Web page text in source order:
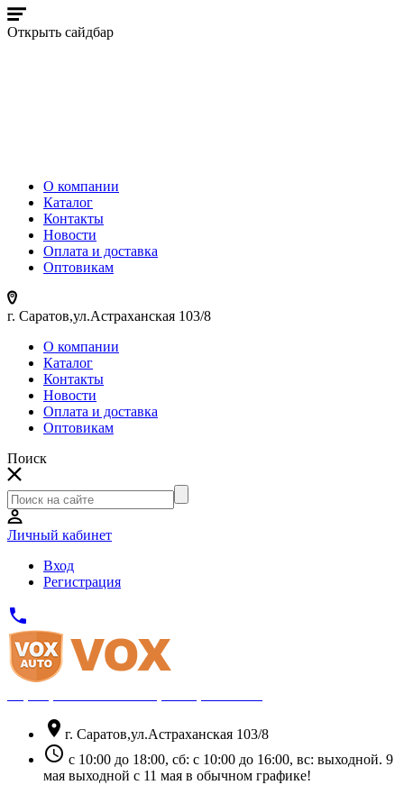
Открыть сайдбар
О компании
Каталог
Контакты
Новости
Оплата и доставка
Оптовикам
г. Саратов,ул.Астраханская 103/8
О компании
Каталог
Контакты
Новости
Оплата и доставка
Оптовикам
Поиск
Личный кабинет
Вход
Регистрация
phone
location_on г. Саратов,ул.Астраханская 103/8
schedule с 10:00 до 18:00, сб: с 10:00 до 16:00, вс: выходной. 9
мая выходной с 11 мая в обычном графике!